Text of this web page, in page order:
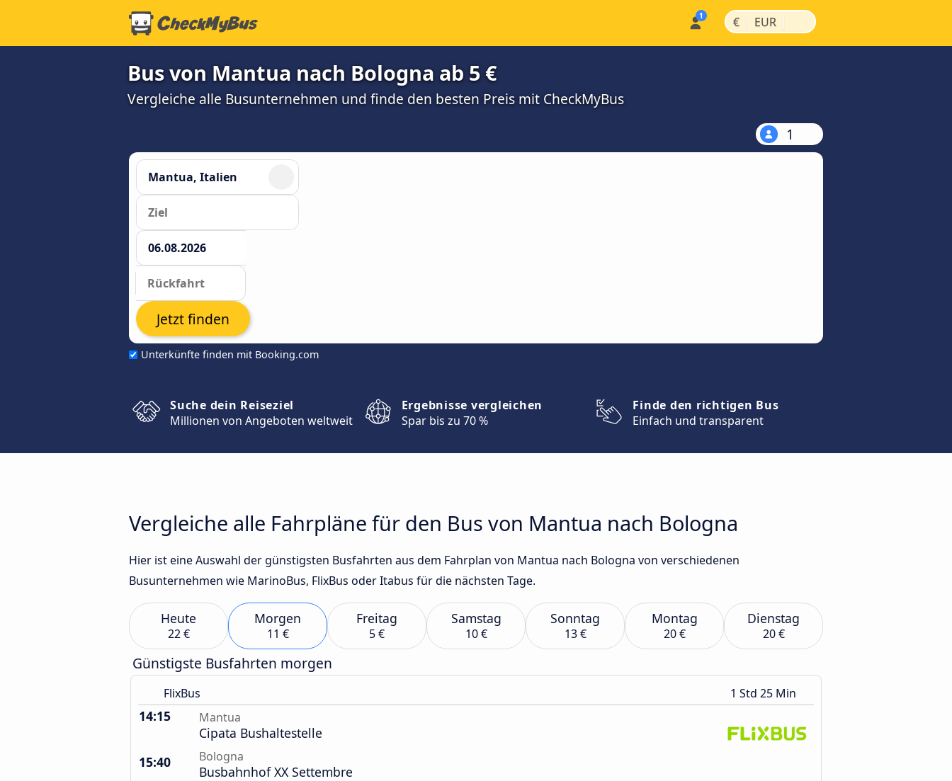
€ | EUR |
Bus von Mantua nach Bologna ab 5 €
Vergleiche alle Busunternehmen und finde den besten Preis mit CheckMyBus
1
Unterkünfte finden mit Booking.com
Jetzt finden
Suche dein Reiseziel
Millionen von Angeboten weltweit
Ergebnisse vergleichen
Spar bis zu 70 %
Finde den richtigen Bus
Einfach und transparent
Vergleiche alle Fahrpläne für den Bus von Mantua nach Bologna
Hier ist eine Auswahl der günstigsten Busfahrten aus dem Fahrplan von Mantua nach Bologna von verschiedenen
Busunternehmen wie MarinoBus, FlixBus oder Itabus für die nächsten Tage.
Heute
22 €
Morgen
11 €
Freitag
5 €
Samstag
10 €
Sonntag
13 €
Montag
20 €
Dienstag
20 €
Günstigste Busfahrten morgen
FlixBus 1 Std 25 Min
14:15 Mantua
Cipata Bushaltestelle
15:40
Bologna
Busbahnhof XX Settembre